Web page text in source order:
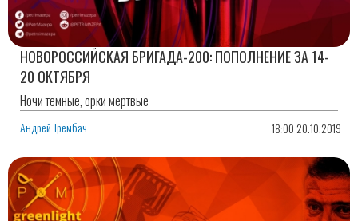
НОВОРОССИЙСКАЯ БРИГАДА-200: ПОПОЛНЕНИЕ ЗА 14-
20 ОКТЯБРЯ
Ночи темные, орки мертвые
Андрей Трембач 18:00 20.10.2019